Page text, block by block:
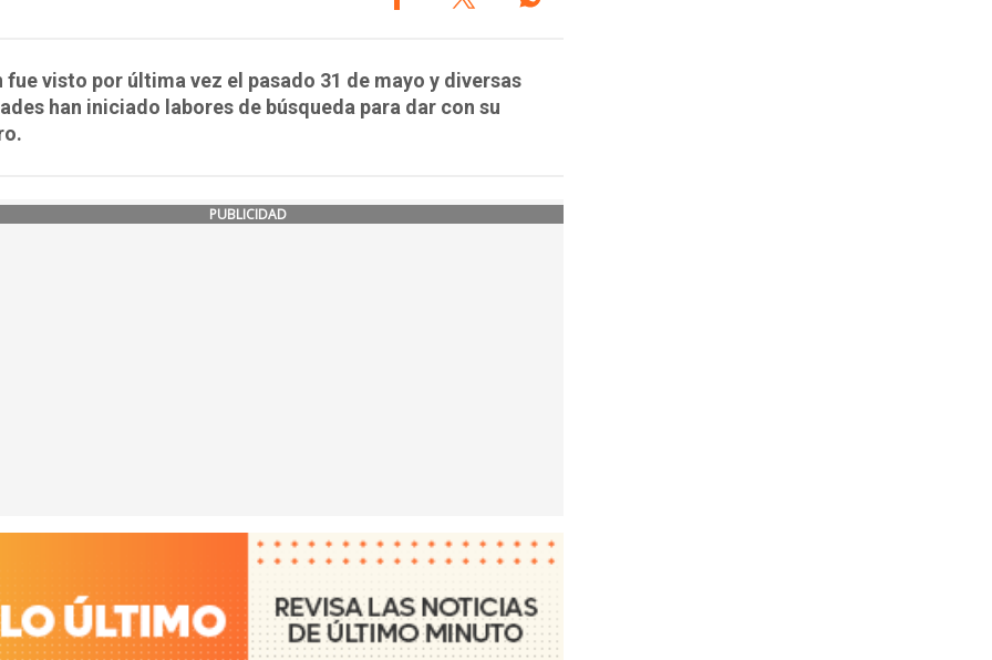
fue visto por última vez el pasado 31 de mayo y diversas
han iniciado labores de búsqueda para dar con su
PUBLICIDAD